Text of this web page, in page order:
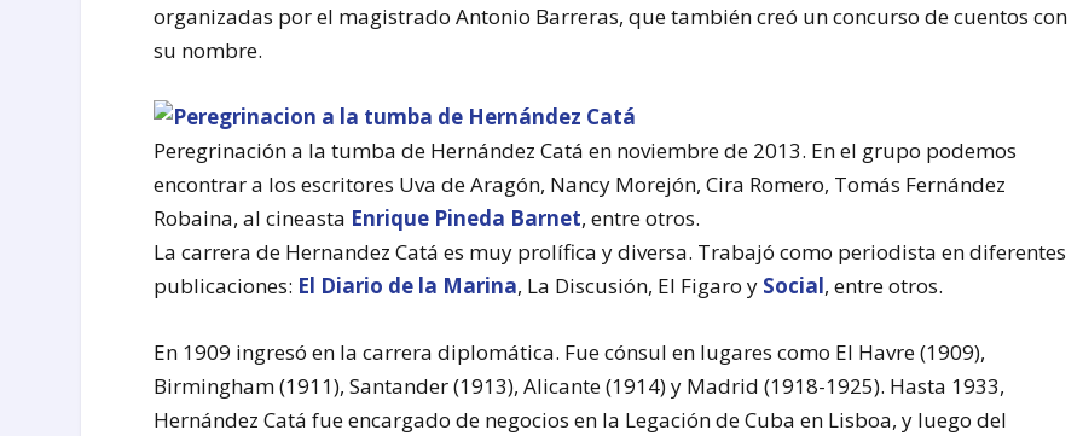
organizadas por el magistrado Antonio Barreras, que también creó un concurso de cuentos con
su nombre.
Peregrinación a la tumba de Hernández Catá en noviembre de 2013. En el grupo podemos
encontrar a los escritores Uva de Aragón, Nancy Morejón, Cira Romero, Tomás Fernández
Robaina, al cineasta Enrique Pineda Barnet, entre otros.
La carrera de Hernandez Catá es muy prolífica y diversa. Trabajó como periodista en diferentes
publicaciones: El Diario de la Marina, La Discusión, El Figaro y Social, entre otros.
En 1909 ingresó en la carrera diplomática. Fue cónsul en lugares como El Havre (1909),
Birmingham (1911), Santander (1913), Alicante (1914) y Madrid (1918-1925). Hasta 1933,
Hernández Catá fue encargado de negocios en la Legación de Cuba en Lisboa, y luego del